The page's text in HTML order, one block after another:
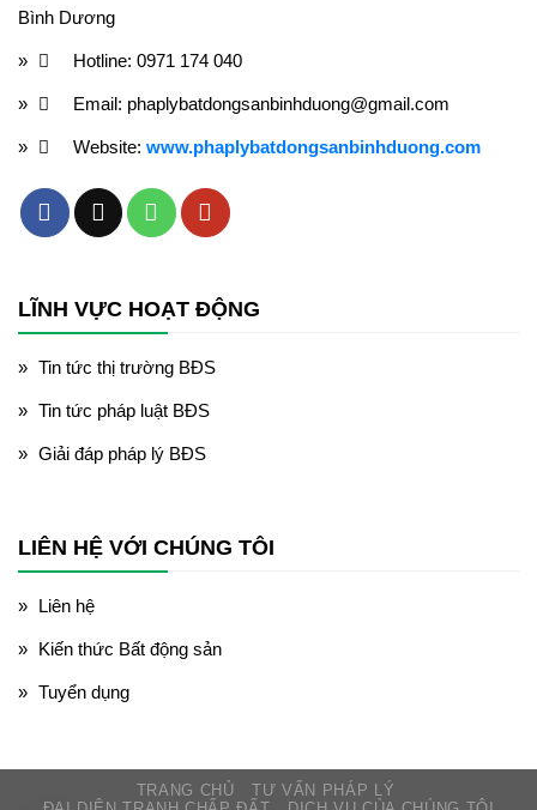
Bình Dương
Hotline: 0971 174 040
Email: phaplybatdongsanbinhduong@gmail.com
Website: www.phaplybatdongsanbinhduong.com
LĨNH VỰC HOẠT ĐỘNG
Tin tức thị trường BĐS
Tin tức pháp luật BĐS
Giải đáp pháp lý BĐS
LIÊN HỆ VỚI CHÚNG TÔI
Liên hệ
Kiến thức Bất động sản
Tuyển dụng
TRANG CHỦ
TƯ VẤN PHÁP LÝ